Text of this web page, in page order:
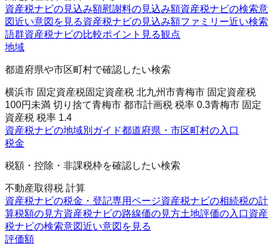
資産税ナビの見込み額慰謝料の見込み額資産税ナビの検索意
図近い意図を見る資産税ナビの見込み額ファミリー近い検索
語群資産税ナビの比較ポイント 見る観点
地域
都道府県や市区町村で確認したい検索
横浜市 固定資産税固定資産税 北九州市青梅市 固定資産税
100円未満 切り捨て青梅市 都市計画税 税率 0.3青梅市 固定
資産税 税率 1.4
資産税ナビの地域別ガイド都道府県・市区町村の入口
税金
税額・控除・非課税枠を確認したい検索
不動産取得税 計算
資産税ナビの税金・登記専用ページ資産税ナビの相続税の計
算税額の見方資産税ナビの路線価の見方土地評価の入口資産
税ナビの検索意図近い意図を見る
評価額